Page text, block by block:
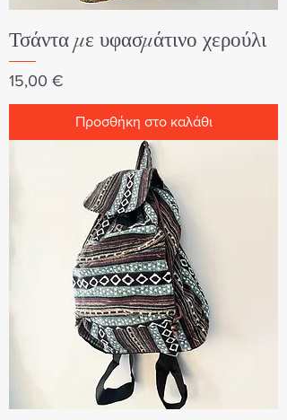
Τσάντα με υφασμάτινο χερούλι
Τιμή
15,00 €
Προσθήκη στο καλάθι